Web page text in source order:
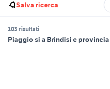
Salva ricerca
103 risultati
Piaggio si a Brindisi e provincia